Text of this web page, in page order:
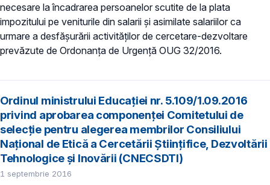
necesare la încadrarea persoanelor scutite de la plata
impozitului pe veniturile din salarii şi asimilate salariilor ca
urmare a desfăşurării activităţilor de cercetare-dezvoltare
prevăzute de Ordonanţa de Urgenţă OUG 32/2016.
Ordinul ministrului Educaţiei nr. 5.109/1.09.2016
privind aprobarea componenței Comitetului de
selecție pentru alegerea membrilor Consiliului
Național de Etică a Cercetării Științifice, Dezvoltării
Tehnologice şi Inovării (CNECSDTI)
1 septembrie 2016